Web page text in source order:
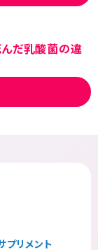
だ乳酸菌の違
プリメント